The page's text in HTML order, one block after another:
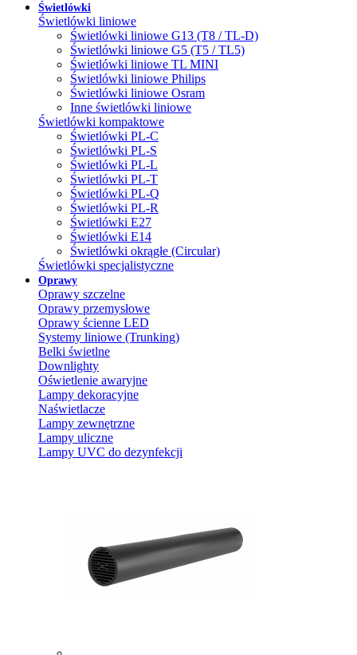
Świetlówki
Świetlówki liniowe
Świetlówki liniowe G13 (T8 / TL-D)
Świetlówki liniowe G5 (T5 / TL5)
Świetlówki liniowe TL MINI
Świetlówki liniowe Philips
Świetlówki liniowe Osram
Inne świetlówki liniowe
Świetlówki kompaktowe
Świetlówki PL-C
Świetlówki PL-S
Świetlówki PL-L
Świetlówki PL-T
Świetlówki PL-Q
Świetlówki PL-R
Świetlówki E27
Świetlówki E14
Świetlówki okrągłe (Circular)
Świetlówki specjalistyczne
Oprawy
Oprawy szczelne
Oprawy przemysłowe
Oprawy ścienne LED
Systemy liniowe (Trunking)
Belki świetlne
Downlighty
Oświetlenie awaryjne
Lampy dekoracyjne
Naświetlacze
Lampy zewnętrzne
Lampy uliczne
Lampy UVC do dezynfekcji